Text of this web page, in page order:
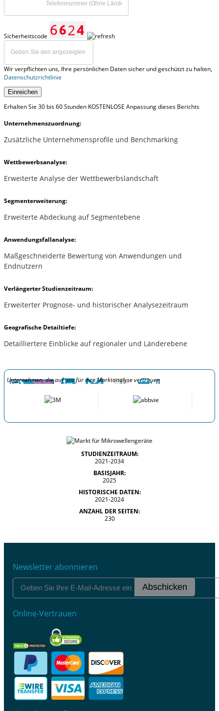
Sicherheitscode
Wir verpflichten uns, Ihre persönlichen Daten sicher und geschützt zu halten,
Datenschutzrichtlinie
Einreichen
Erhalten Sie 30 bis 60 Stunden KOSTENLOSE Anpassung dieses Berichts
Unternehmenszuordnung:
Zusätzliche Unternehmensprofile und Benchmarking
Wettbewerbsanalyse:
Erweiterte Analyse der Wettbewerbslandschaft
Segmenterweiterung:
Erweiterte Abdeckung auf Segmentebene
Anwendungsfallanalyse:
Maßgeschneiderte Bewertung von Anwendungen und
Endnutzern
Verlängerter Studienzeitraum:
Erweiterter Prognose- und historischer Analysezeitraum
Geografische Detailtiefe:
Detailliertere Einblicke auf regionaler und Länderebene
Unternehmen, die auf uns für ihre Marktanalyse vertrauen
STUDIENZEITRAUM:
2021-2034
BASISJAHR:
2025
HISTORISCHE DATEN:
2021-2024
ANZAHL DER SEITEN:
230
Newsletter abonnieren
Abschicken
Online-Vertrauen